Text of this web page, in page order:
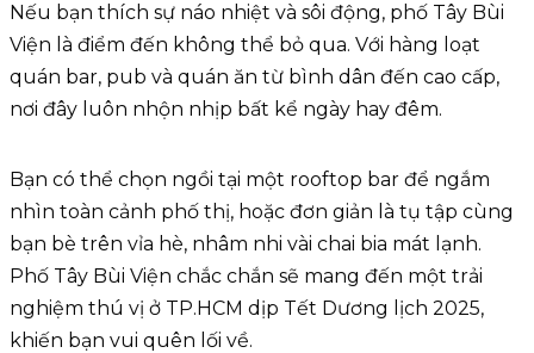
Nếu bạn thích sự náo nhiệt và sôi động, phố Tây Bùi
Viện là điểm đến không thể bỏ qua. Với hàng loạt
quán bar, pub và quán ăn từ bình dân đến cao cấp,
nơi đây luôn nhộn nhịp bất kể ngày hay đêm.
Bạn có thể chọn ngồi tại một rooftop bar để ngắm
nhìn toàn cảnh phố thị, hoặc đơn giản là tụ tập cùng
bạn bè trên vỉa hè, nhâm nhi vài chai bia mát lạnh.
Phố Tây Bùi Viện chắc chắn sẽ mang đến một trải
nghiệm thú vị ở TP.HCM dịp Tết Dương lịch 2025,
khiến bạn vui quên lối về.